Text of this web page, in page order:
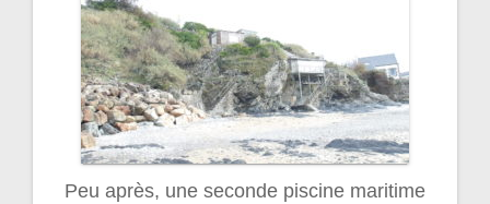
Peu après, une seconde piscine maritime